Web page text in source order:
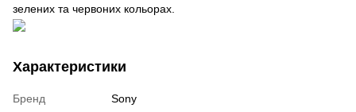
зелених та червоних кольорах.
Характеристики
Бренд
Sony